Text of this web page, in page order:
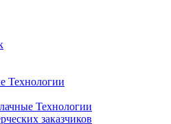
Технологии
Технологии
заказчиков